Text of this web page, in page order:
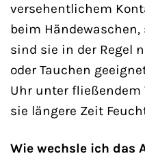
versehentlichem
beim
sind sie in der Regel
oder Tauchen
Uhr unter fließendem
sie längere Zeit
Wie wechsle ich das